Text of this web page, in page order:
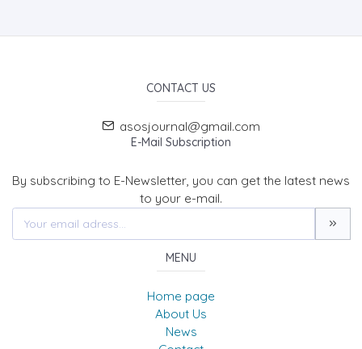
CONTACT US
asosjournal@gmail.com
E-Mail Subscription
By subscribing to E-Newsletter, you can get the latest news
to your e-mail.
MENU
Home page
About Us
News